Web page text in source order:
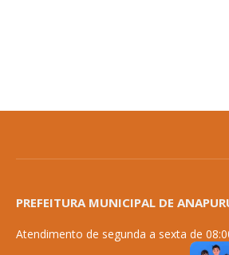
PREFEITURA MUNICIPAL DE
Atendimento de segunda a sexta de